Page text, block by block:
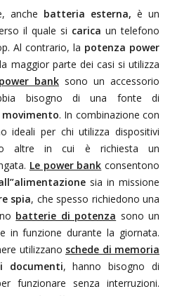
anche batteria esterna, è un
il quale si carica un telefono
Al contrario, la potenza power
maggior parte dei casi si utilizza
bank sono un accessorio
bisogno di una fonte di
. In combinazione con
ideali per chi utilizza dispositivi
altrein cui è richiesta un
Le power bank consentono
sia in missione
spia, che spesso richiedono una
batterie di potenza sono un
in funzione durante la giornata.
utilizzano schede di memoria
documenti, hanno bisogno di
funzionare senza interruzioni.